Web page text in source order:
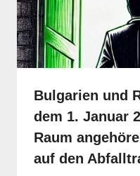
Bulgarien und
dem 1. Januar
Raum
auf den